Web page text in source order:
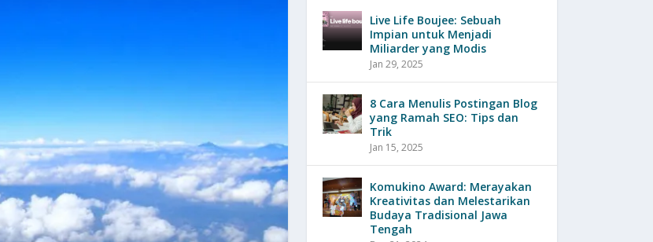
Live Life Boujee: Sebuah
Impian untuk Menjadi
Miliarder yang Modis
Jan 29, 2025
8 Cara Menulis Postingan Blog
yang Ramah SEO: Tips dan
Trik
Jan 15, 2025
Komukino Award: Merayakan
Kreativitas dan Melestarikan
Budaya Tradisional Jawa
Tengah